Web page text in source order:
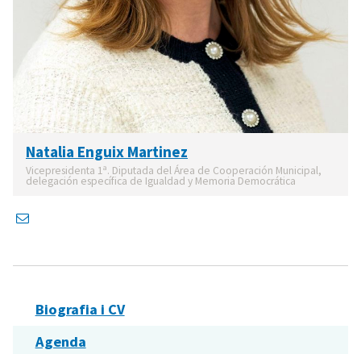
Natalia Enguix Martinez
Vicepresidenta 1ª. Diputada del Área de Cooperación Municipal,
delegación específica de Igualdad y Memoria Democrática
Biografia i CV
Agenda